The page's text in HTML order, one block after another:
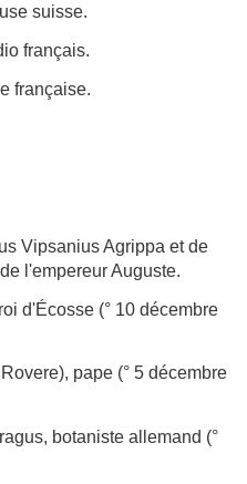
suisse.
français.
française.
Vipsanius Agrippa et de
l'empereur Auguste.
d'Écosse (° 10 décembre
pape (° 5 décembre
botaniste allemand (°